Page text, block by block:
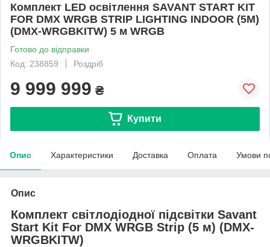
Комплект LED освітлення SAVANT START KIT
FOR DMX WRGB STRIP LIGHTING INDOOR (5M)
(DMX-WRGBKITW) 5 м WRGB
Готово до відправки
Код: 238859
Роздріб
9 999 999 ₴
Купити
Опис Характеристики Доставка Оплата Умови
Опис
Комплект світлодіодної підсвітки Savant
Start Kit For DMX WRGB Strip (5 м) (DMX-
WRGBKITW)